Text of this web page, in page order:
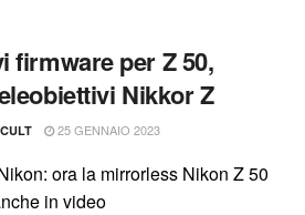
firmware per Z 50,
Nikkor Z
25 GENNAIO 2023
ora la mirrorless Nikon Z 50
in video